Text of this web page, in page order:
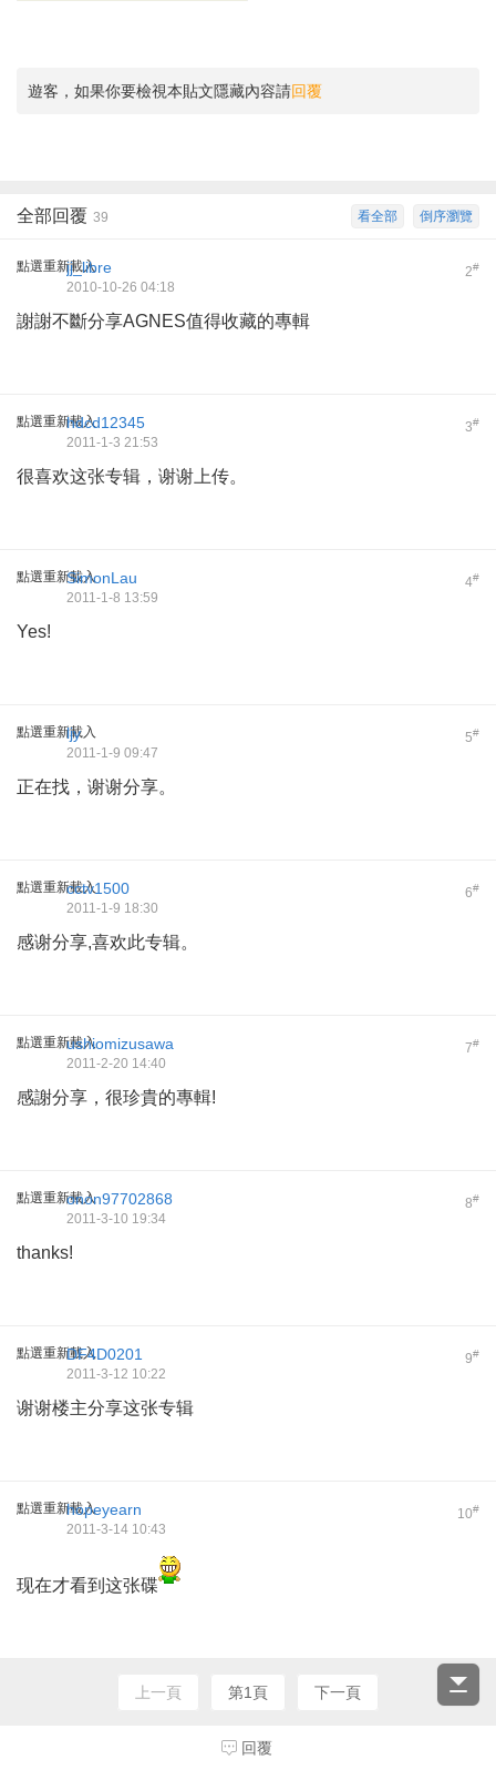
遊客，如果你要檢視本貼文隱藏內容請回覆
倒序瀏覽
看全部
全部回覆 39
點選重新載入 2#
jj_libre
2010-10-26 04:18
謝謝不斷分享AGNES值得收藏的專輯
點選重新載入 3#
hdcd12345
2011-1-3 21:53
很喜欢这张专辑，谢谢上传。
點選重新載入 4#
SimonLau
2011-1-8 13:59
Yes!
點選重新載入 5#
ljy
2011-1-9 09:47
正在找，谢谢分享。
點選重新載入 6#
cctv1500
2011-1-9 18:30
感谢分享,喜欢此专辑。
點選重新載入 7#
ushiomizusawa
2011-2-20 14:40
感謝分享，很珍貴的專輯!
點選重新載入 8#
onon97702868
2011-3-10 19:34
thanks!
點選重新載入 9#
DF4D0201
2011-3-12 10:22
谢谢楼主分享这张专辑
點選重新載入 10#
hopeyearn
2011-3-14 10:43
现在才看到这张碟
上一頁 第1頁 下一頁
回覆